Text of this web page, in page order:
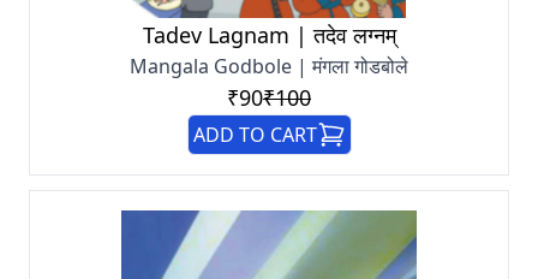
Tadev Lagnam | तदेव लग्नम्
Mangala Godbole | मंगला गोडबोले
₹90₹100
ADD TO CART